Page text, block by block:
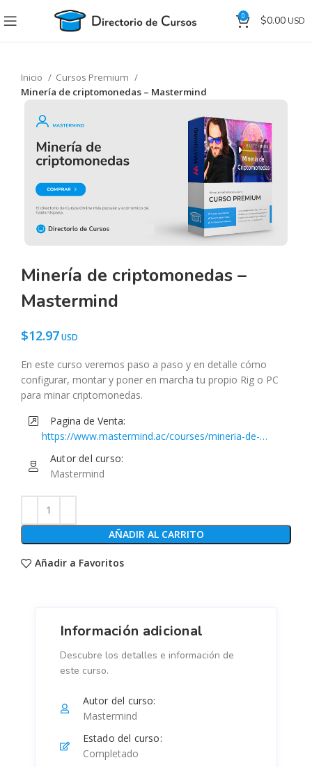
0 $0.00
Inicio
Cursos Premium
Minería de criptomonedas – Mastermind
Minería de criptomonedas –
Mastermind
$12.97
En este curso veremos paso a paso y en detalle cómo
configurar, montar y poner en marcha tu propio Rig o PC
para minar criptomonedas.
Pagina de Venta:
https://www.mastermind.ac/courses/mineria-de-
criptomonedas
Autor del curso:
Mastermind
AÑADIR AL CARRITO
Añadir a Favoritos
Información adicional
Descubre los detalles e información de
este curso.
Autor del curso:
Mastermind
Estado del curso:
Completado